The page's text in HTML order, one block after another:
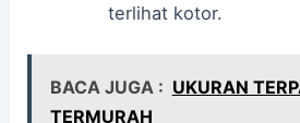
terlihat kotor.
BACA JUGA : UKURAN
TERMURAH